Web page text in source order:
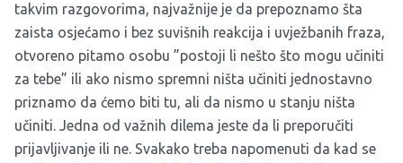
takvim razgovorima, najvažnije je da prepoznamo šta
zaista osjećamo i bez suvišnih reakcija i uvježbanih fraza,
otvoreno pitamo osobu ”postoji li nešto što mogu učiniti
za tebe” ili ako nismo spremni ništa učiniti jednostavno
priznamo da ćemo biti tu, ali da nismo u stanju ništa
učiniti. Jedna od važnih dilema jeste da li preporučiti
prijavljivanje ili ne. Svakako treba napomenuti da kad se